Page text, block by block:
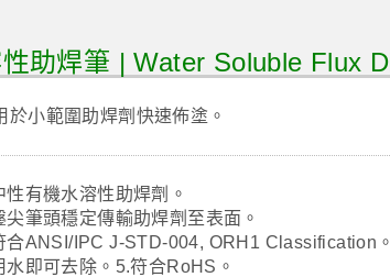
助焊筆 | Water Soluble Flux
於小範圍助焊劑快速佈塗。
性有機水溶性助焊劑。
尖筆頭穩定傳輸助焊劑至表面。
合ANSI/IPC J-STD-004, ORH1 Classification。
水即可去除。5.符合RoHS。